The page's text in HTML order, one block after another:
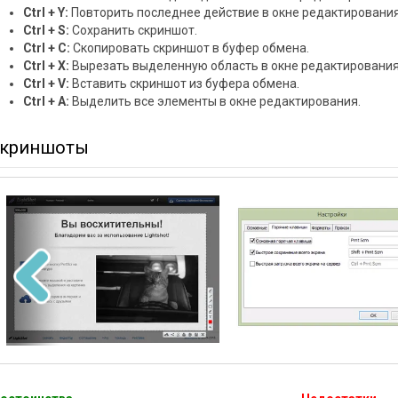
Ctrl + Y: Повторить последнее действие в окне
Ctrl + S: Сохранить скриншот.
Ctrl + C: Скопировать скриншот в буфер обмена.
Ctrl + X: Вырезать выделенную область в окне
Ctrl + V: Вставить скриншот из буфера обмена.
Ctrl + A: Выделить все элементы в окне редактирования.